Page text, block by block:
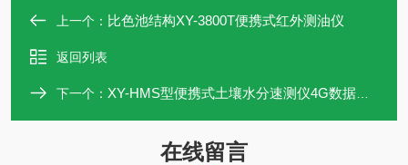
上一个： 比色池结构XY-3800T便携式红外测油仪
返回列表
下一个： XY-HMS型便携式土壤水分速测仪4G数据上传
在线留言